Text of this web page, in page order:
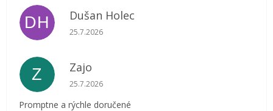
DH Dušan Holec
Hodnotenie obchodu je 5 z 5 hviezdičiek.
25.7.2026
Z Zajo
Hodnotenie obchodu je 5 z 5 hviezdičiek.
25.7.2026
Promptne a rýchle doručené